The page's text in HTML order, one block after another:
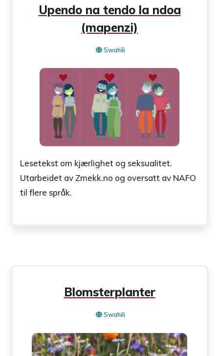
Upendo na tendo la ndoa
(mapenzi)
Swahili
Lesetekst om kjærlighet og seksualitet.
Utarbeidet av Zmekk.no og oversatt av NAFO
til flere språk.
Blomsterplanter
Swahili